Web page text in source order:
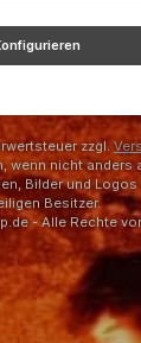
zzgl.
wenn nicht anders
Bilder und
Besitzer.
- Alle Rechte